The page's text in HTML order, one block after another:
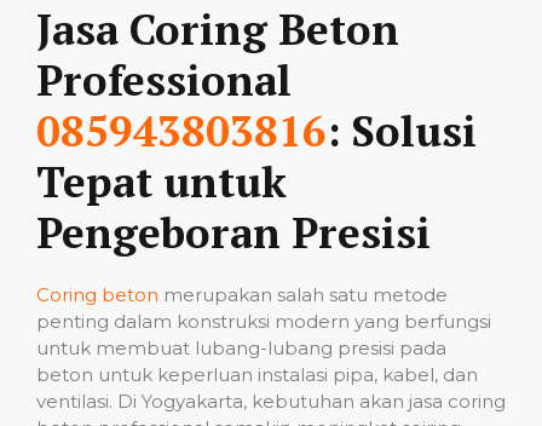
Jasa Coring Beton
Professional
085943803816: Solusi
Tepat untuk
Pengeboran Presisi
Coring beton merupakan salah satu metode
penting dalam konstruksi modern yang berfungsi
untuk membuat lubang-lubang presisi pada
beton untuk keperluan instalasi pipa, kabel, dan
ventilasi. Di Yogyakarta, kebutuhan akan jasa coring